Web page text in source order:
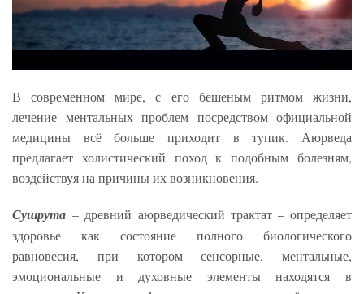
В современном мире, с его бешеным ритмом жизни,
лечение ментальных проблем посредством официальной
медицины всё больше приходит в тупик. Аюрведа
предлагает холистический поход к подобным болезням,
воздействуя на причины их возникновения.
Сушрута – древний аюрведический трактат – определяет
здоровье как состояние полного биологического
равновесия, при котором сенсорные, ментальные,
эмоциональные и духовные элементы находятся в